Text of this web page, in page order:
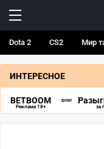
Dota 2 CS2 Мир
ИНТЕРЕСНОЕ
BETBOOM
Реклама 18+ за